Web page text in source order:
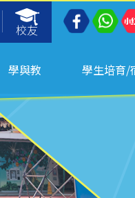
校友
學與教 學生培育/